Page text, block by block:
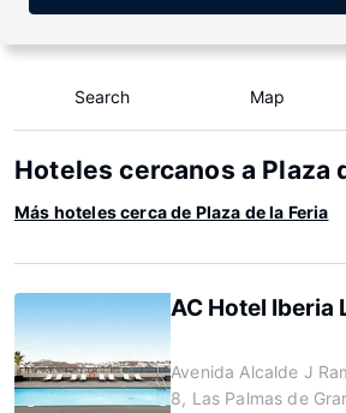
Search Map
Hoteles cercanos a Plaza
Más hoteles cerca de Plaza de la Feria
AC Hotel Iberia
Avenida Alcalde J
8, Las Palmas de